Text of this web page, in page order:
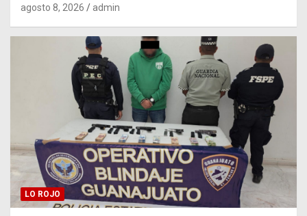
agosto 8, 2026 admin
LO ROJO